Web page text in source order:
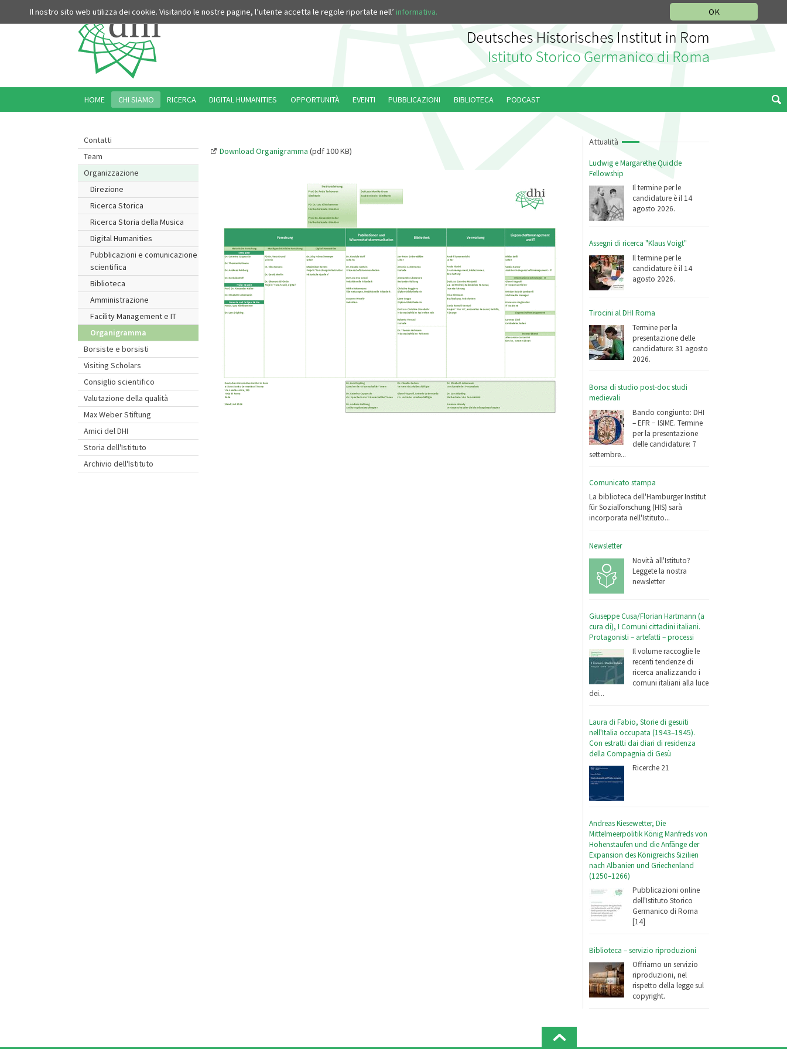
OK
Il nostro sito web utilizza dei cookie. Visitando le nostre pagine, l’utente accetta le regole riportate nell’ informativa.
Contatti
Team
Organizzazione
Direzione
Ricerca Storica
Ricerca Storia della Musica
Digital Humanities
Pubblicazioni e comunicazione
scientifica
Biblioteca
Amministrazione
Facility Management e IT
Organigramma
Borsiste e borsisti
Visiting Scholars
Consiglio scientifico
Valutazione della qualità
Max Weber Stiftung
Amici del DHI
Storia dell'Istituto
Archivio dell'Istituto
Attualità
Ludwig e Margarethe Quidde
Fellowship
Il termine per le
candidature è il 14
agosto 2026.
Assegni di ricerca "Klaus Voigt"
Il termine per le
candidature è il 14
agosto 2026.
Tirocini al DHI Roma
Termine per la
presentazione delle
candidature: 31 agosto
2026.
Borsa di studio post-doc studi
medievali
Bando congiunto: DHI
– EFR − ISIME. Termine
per la presentazione
delle candidature: 7
settembre...
Comunicato stampa
La biblioteca dell'Hamburger Institut
für Sozialforschung (HIS) sarà
incorporata nell'Istituto...
Newsletter
Novità all'Istituto?
Leggete la nostra
newsletter
Giuseppe Cusa/Florian Hartmann (a
cura di), I Comuni cittadini italiani.
Protagonisti – artefatti – processi
Il volume raccoglie le
recenti tendenze di
ricerca analizzando i
comuni italiani alla luce
dei...
Laura di Fabio, Storie di gesuiti
nell'Italia occupata (1943–1945).
Con estratti dai diari di residenza
della Compagnia di Gesù
Ricerche 21
Andreas Kiesewetter, Die
Mittelmeerpolitik König Manfreds von
Hohenstaufen und die Anfänge der
Expansion des Königreichs Sizilien
nach Albanien und Griechenland
(1250–1266)
Pubblicazioni online
dell'Istituto Storico
Germanico di Roma
[14]
Biblioteca – servizio riproduzioni
Offriamo un servizio
riproduzioni, nel
rispetto della legge sul
copyright.
Download Organigramma (pdf 100 KB)
HOME CHI SIAMO RICERCA DIGITAL HUMANITIES OPPORTUNITÀ EVENTI PUBBLICAZIONI BIBLIOTECA PODCAST